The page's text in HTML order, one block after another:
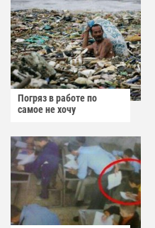
Погряз в работе по
самое не хочу